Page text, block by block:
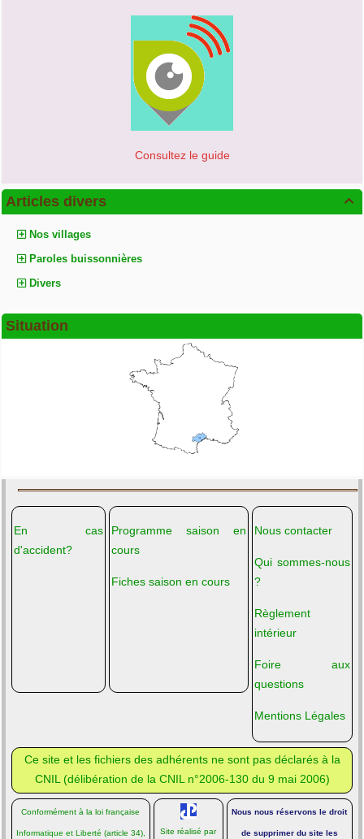
Consultez le guide

Articles divers
Nos villages
Paroles buissonnières
Divers
Situation
En cas
d'accident?
Programme saison en
cours
Fiches saison en cours
Nous contacter
Qui sommes-nous
?
Règlement
intérieur
Foire aux
questions
Mentions Légales
Ce site et les fichiers des adhérents ne sont pas déclarés à la
CNIL (délibération de la CNIL n°2006-130 du 9 mai 2006)
Conformément à la loi française
Informatique et Liberté (article 34), Site réalisé par
Nous nous réservons le droit
de supprimer du site les